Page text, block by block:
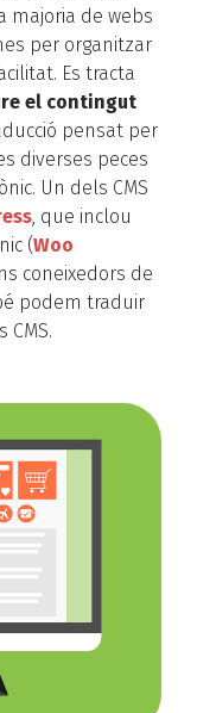
majoria de webs
per organitzar
Es tracta
el contingut
pensat per
diverses peces
Un dels CMS
, que inclou
(Woo
coneixedors de
podem traduir